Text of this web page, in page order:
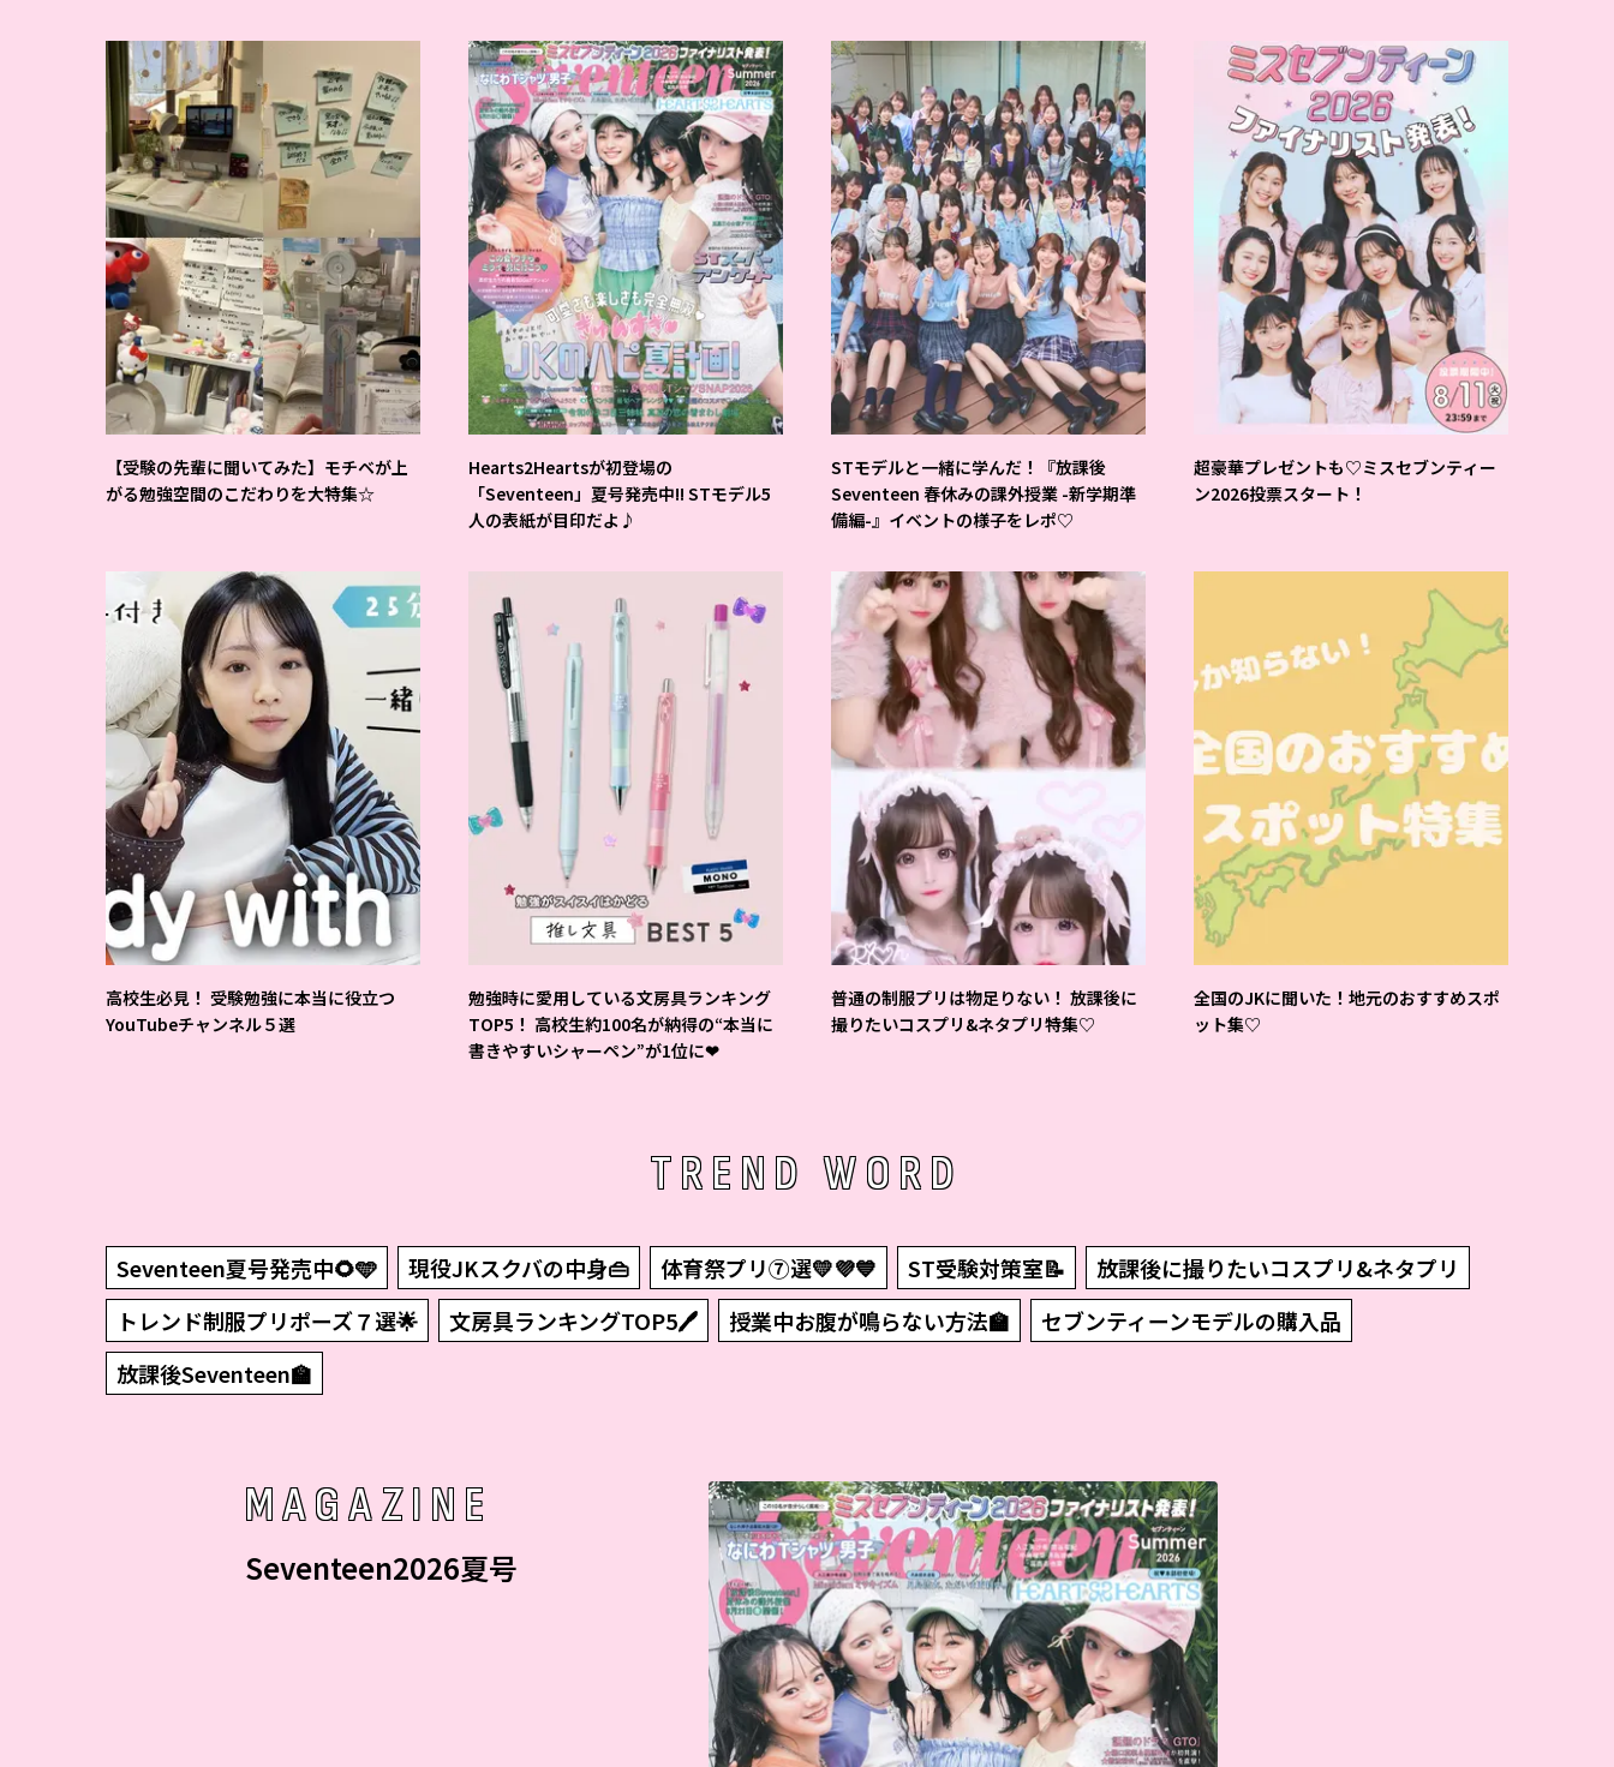
【受験の先輩に聞いてみた】モチベが上
がる勉強空間のこだわりを大特集☆
Hearts2Heartsが初登場の
「Seventeen」夏号発売中!! STモデル5
人の表紙が目印だよ♪
STモデルと一緒に学んだ！『放課後
Seventeen 春休みの課外授業 -新学期準
備編-』イベントの様子をレポ♡
超豪華プレゼントも♡ミスセブンティー
ン2026投票スタート！
高校生必見！ 受験勉強に本当に役立つ
YouTubeチャンネル５選
勉強時に愛用している文房具ランキング
TOP5！ 高校生約100名が納得の“本当に
書きやすいシャーペン”が1位に❤
普通の制服プリは物足りない！ 放課後に
撮りたいコスプリ&ネタプリ特集♡
全国のJKに聞いた！地元のおすすめスポ
ット集♡
TREND WORD
Seventeen夏号発売中🌻🩵 現役JKスクバの中身👜 体育祭プリ⑦選💛💜💙 ST受験対策室📝
放課後に撮りたいコスプリ&ネタプリ
トレンド制服プリポーズ７選🌟
文房具ランキングTOP5🖊 授業中お腹が鳴らない方法🏫
セブンティーンモデルの購入品
放課後Seventeen🏫
MAGAZINE
Seventeen2026夏号